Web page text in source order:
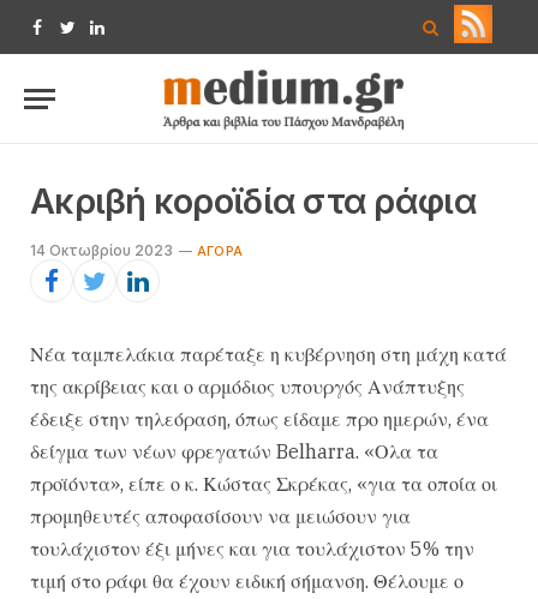
Facebook
TwitterLinkedIn
Ακριβή κοροϊδία στα ράφια
14 Οκτωβρίου 2023 ΑΓΟΡΆ
Νέα ταμπελάκια παρέταξε η κυβέρνηση στη μάχη κατά
της ακρίβειας και ο αρμόδιος υπουργός Ανάπτυξης
έδειξε στην τηλεόραση, όπως είδαμε προ ημερών, ένα
δείγμα των νέων φρεγατών Belharra. «Ολα τα
προϊόντα», είπε ο κ. Κώστας Σκρέκας, «για τα οποία οι
προμηθευτές αποφασίσουν να μειώσουν για
τουλάχιστον έξι μήνες και για τουλάχιστον 5% την
τιμή στο ράφι θα έχουν ειδική σήμανση. Θέλουμε ο